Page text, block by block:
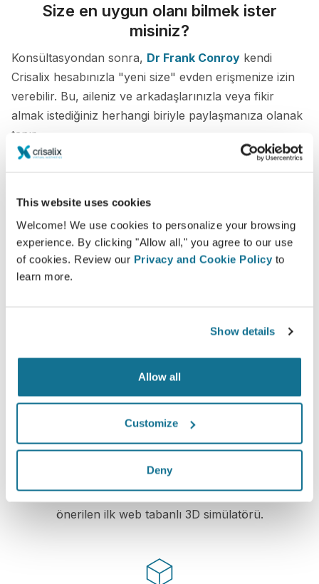
This website uses cookies
Welcome! We use cookies to personalize your browsing
experience. By clicking "Allow all," you agree to our use
of cookies. Review our Privacy and Cookie Policy to
learn more.
Show details
Allow all
Customize
Deny
Size en uygun olanı bilmek ister
misiniz?
Konsültasyondan sonra, Dr Frank Conroy kendi
Crisalix hesabınızla "yeni size" evden erişmenize izin
verebilir. Bu, aileniz ve arkadaşlarınızla veya fikir
almak istediğiniz herhangi biriyle paylaşmanıza olanak
tanır.
kararlıdır. Sunucularımız tamamen şifrelenmiştir:
Yüksek teknoloji
Plastik cerrahi ve estetik prosedürler için 100'dan
fazla ülkede doktorlar tarafından kullanılan ve
çeşitli plastik cerrahi dernekleri tarafından
önerilen ilk web tabanlı 3D simülatörü.